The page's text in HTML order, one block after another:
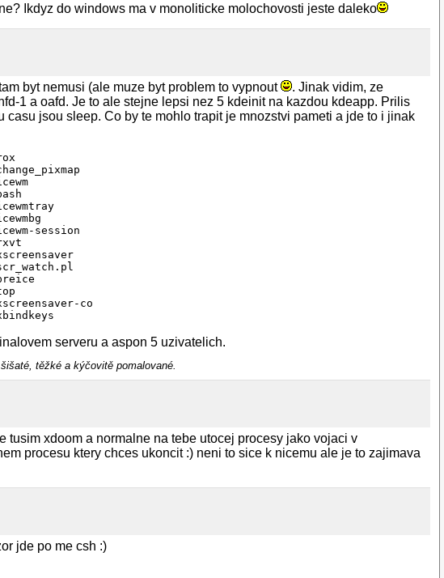
Ikdyz do windows ma v monoliticke molochovosti jeste daleko
byt nemusi (ale muze byt problem to vypnout
. Jinak vidim, ze
1 a oafd. Je to ale stejne lepsi nez 5 kdeinit na kazdou kdeapp. Prilis
jsou sleep. Co by te mohlo trapit je mnozstvi pameti a jde to i jinak
0:00.47 rox
icewm
bash
icewmtray
icewmbg
icewm-session
0:01.52 rxvt
xscreensaver
scr_watch.pl
preice
0:01.67 top
co
serveru a aspon 5 uzivatelich.
těžké a kýčovitě pomalované.
tusim xdoom a normalne na tebe utocej procesy jako vojaci v
procesu ktery chces ukoncit :) neni to sice k nicemu ale je to zajimava
jde po me csh :)